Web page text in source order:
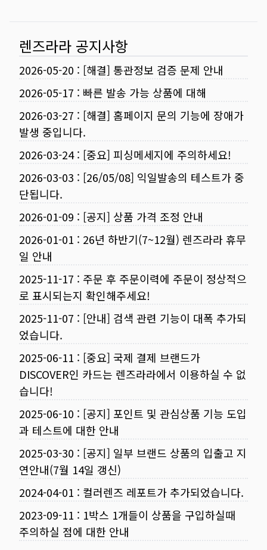
렌즈라라 공지사항
2026-05-20 : [해결] 통관정보 검증 문제 안내
2026-05-17 : 빠른 발송 가능 상품에 대해
2026-03-27 : [해결] 홈페이지 문의 기능에 장애가
발생 중입니다.
2026-03-24: [중요] 피싱메세지에 주의하세요!
2026-03-03 : [26/05/08] 익일발송의 테스트가 중
단됩니다.
2026-01-09 : [공지] 상품 가격 조정 안내
2026-01-01 : 26년 하반기(7~12월) 렌즈라라 휴무
일 안내
2025-11-17 : 주문 후 주문이력에 주문이 정상적으
로 표시되는지 확인해주세요!
2025-11-07 : [안내] 검색 관련 기능이 대폭 추가되
었습니다.
2025-06-11 : [중요] 국제 결제 브랜드가
DISCOVER인 카드는 렌즈라라에서 이용하실 수 없
습니다!
2025-06-10 : [공지] 포인트 및 관심상품 기능 도입
과 테스트에 대한 안내
2025-03-30 : [공지] 일부 브랜드 상품의 입출고 지
연안내(7월 14일 갱신)
2024-04-01 : 컬러렌즈 레포트가 추가되었습니다.
2023-09-11 : 1박스 1개들이 상품을 구입하실때
주의하실 점에 대한 안내